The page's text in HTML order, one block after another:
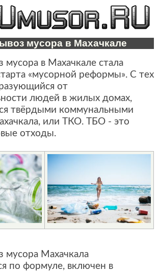
мусора в Махачкале
мусора в Махачкале стала
«мусорной реформы». С тех
от
людей в жилых домах,
твёрдыми коммунальными
или ТКО. ТБО - это
отходы.
мусора Махачкала
по формуле, включен в